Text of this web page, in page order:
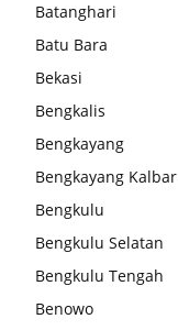
Batanghari
Batu Bara
Bekasi
Bengkalis
Bengkayang
Bengkayang Kalbar
Bengkulu
Bengkulu Selatan
Bengkulu Tengah
Benowo